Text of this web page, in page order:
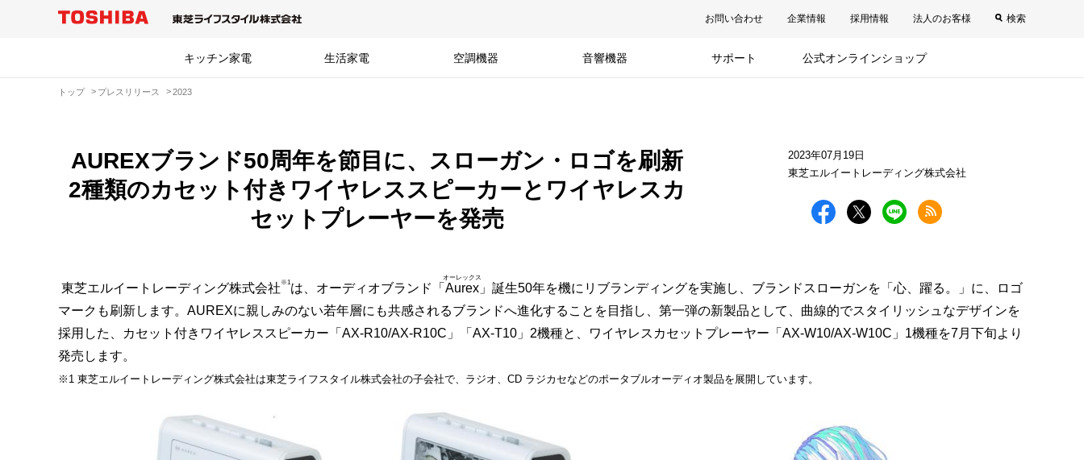
お問い合わせ 企業情報 採用情報 法人のお客様 検索
キッチン家電 生活家電 空調機器 音響機器 サポート 公式オンラインショップ
トップ プレスリリース 2023
AUREXブランド50周年を節目に、スローガン・ロゴを刷新
2種類のカセット付きワイヤレススピーカーとワイヤレスカ
セットプレーヤーを発売
2023年07月19日
東芝エルイートレーディング株式会社
東芝エルイートレーディング株式会社 ※1は、オーディオブランド「 Aurex
オーレックス
」誕生50年を機にリブランディングを実施し、ブランドスローガンを「心、躍る。」に、ロゴ
マークも刷新します。AUREXに親しみのない若年層にも共感されるブランドへ進化することを目指し、第一弾の新製品として、曲線的でスタイリッシュなデザインを
採用した、カセット付きワイヤレススピーカー「AX-R10/AX-R10C」「AX-T10」2機種と、ワイヤレスカセットプレーヤー「AX-W10/AX-W10C」1機種を7月下旬より
発売します。
※1 東芝エルイートレーディング株式会社は東芝ライフスタイル株式会社の子会社で、ラジオ、CD ラジカセなどのポータブルオーディオ製品を展開しています。